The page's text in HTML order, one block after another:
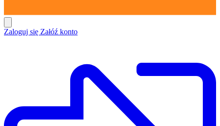
Zaloguj się Załóź konto